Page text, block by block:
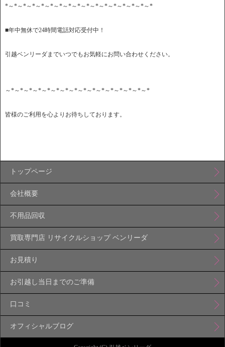
*～*～*～*～*～*～*～*～*～*～*～*～*～*～*～*～*
■年中無休で24時間電話対応受付中！
引越ベンリーダまでいつでもお気軽にお問い合わせください。
～*～*～*～*～*～*～*～*～*～*～*～*～*～*～*～*
皆様のご利用を心よりお待ちしております。
トップページ
会社概要
不用品回収
買取専門店 リサイクルショップ ベンリーダ
お見積り
お引越し当日までのご準備
口コミ
オフィシャルブログ